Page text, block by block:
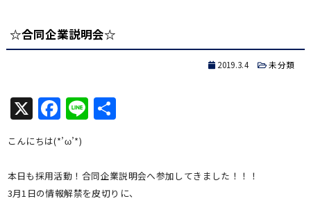
☆合同企業説明会☆
2019.3.4 未分類
X Facebook
Line共
こんにちは(*’ω’*)
本日も採用活動！合同企業説明会へ参加してきました！！！
3月1日の情報解禁を皮切りに、